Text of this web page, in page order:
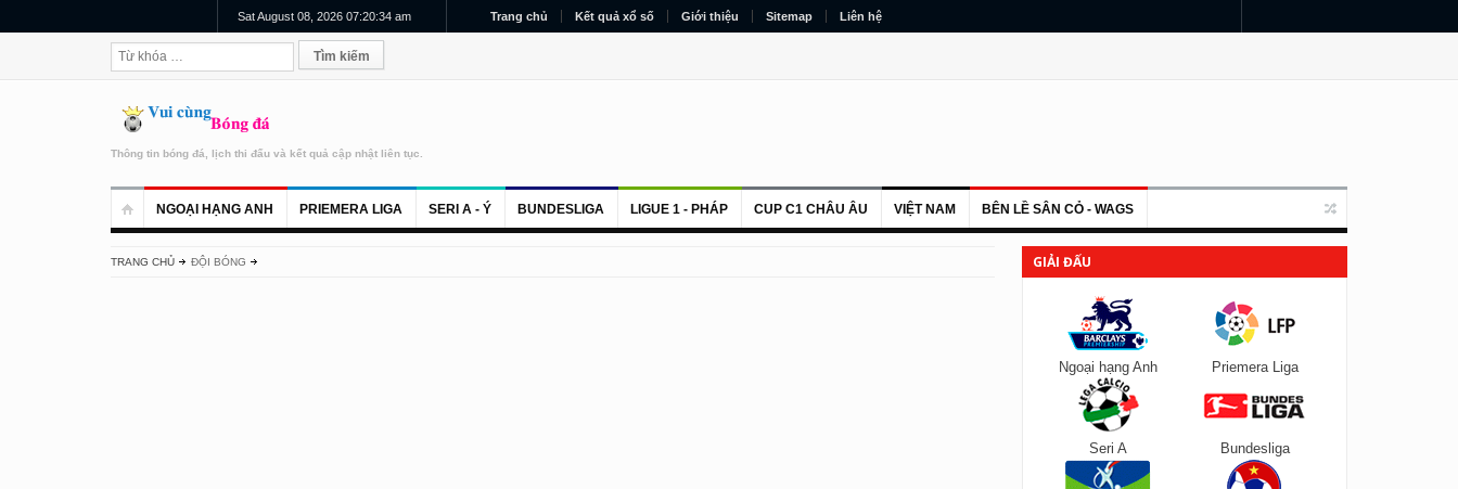
Sat August 08, 2026 07:20:34 am Trang chủ Kết quả xổ số Giới thiệu Sitemap Liên hệ
Thông tin bóng đá, lịch thi đấu và kết quả cập nhật liên tục.
NGOẠI HẠNG ANH PRIEMERA LIGA SERI A - Ý BUNDESLIGA LIGUE 1 - PHÁP CUP C1 CHÂU ÂU VIỆT NAM BÊN LỀ SÂN CỎ - WAGS
TRANG CHỦ ĐỘI BÓNG GIẢI ĐẤU
Ngoại hạng Anh Priemera Liga
Seri A Bundesliga